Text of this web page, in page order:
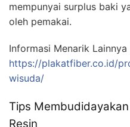
mempunyai surplus baki
oleh pemakai.
Informasi Menarik Lainnya
https://plakatfiber.co.id/
wisuda/
Tips
Resin